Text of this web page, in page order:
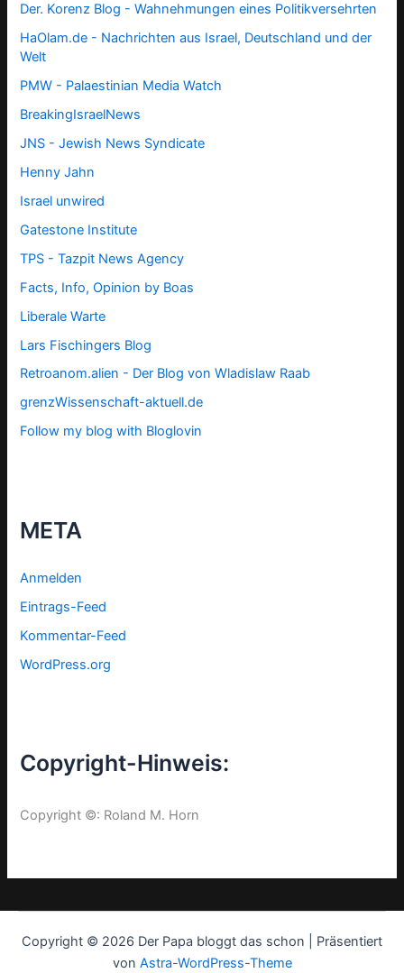
Der. Korenz Blog - Wahnehmungen eines Politikversehrten
HaOlam.de - Nachrichten aus Israel, Deutschland und der
Welt
PMW - Palaestinian Media Watch
BreakingIsraelNews
JNS - Jewish News Syndicate
Henny Jahn
Israel unwired
Gatestone Institute
TPS -Tazpit News Agency
Facts, Info, Opinion by Boas
Liberale Warte
Lars Fischingers Blog
Retroanom.alien - Der Blog von Wladislaw Raab
grenzWissenschaft-aktuell.de
Follow my blog with Bloglovin
META
Anmelden
Eintrags-Feed
Kommentar-Feed
WordPress.org
Copyright-Hinweis:
Copyright ©: Roland M. Horn
Copyright © 2026 Der Papa bloggt das schon | Präsentiert
von Astra-WordPress-Theme